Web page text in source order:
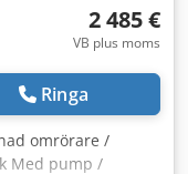
2 485 €
VB plus moms
Ringa
omrörare /
Med pump /